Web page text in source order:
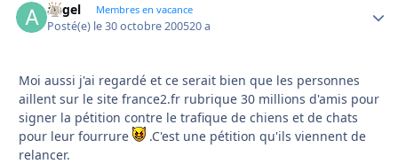
angel Membres en vacance
Posté(e) le 30 octobre 200520 a
Moi aussi j'ai regardé et ce serait bien que les personnes
aillent sur le site france2.fr rubrique 30 millions d'amis pour
signer la pétition contre le trafique de chiens et de chats
pour leur fourrure
.C'est une pétition qu'ils viennent de
relancer.